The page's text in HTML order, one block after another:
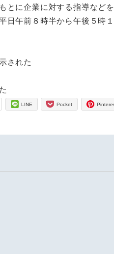
に企業に対する指導など
日午前８時半から午後５時
された
LINE Pocket